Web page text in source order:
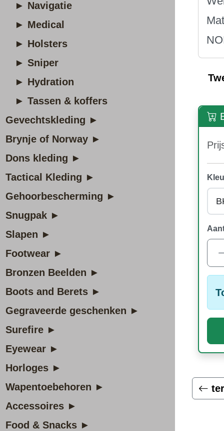
► Navigatie
► Medical
► Holsters
► Sniper
► Hydration
► Tassen & koffers
Gevechtskleding ►
Brynje of Norway ►
Dons kleding ►
Tactical Kleding ►
Gehoorbescherming ►
Snugpak ►
Slapen ►
Footwear ►
Bronzen Beelden ►
Boots and Berets ►
Gegraveerde geschenken ►
Surefire ►
Eyewear ►
Horloges ►
Wapentoebehoren ►
Accessoires ►
Food & Snacks ►